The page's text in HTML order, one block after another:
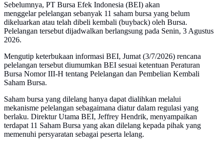
Sebelumnya, PT Bursa Efek Indonesia (BEI) akan
menggelar pelelangan sebanyak 11 saham bursa yang belum
dikeluarkan atau telah dibeli kembali (buyback) oleh Bursa.
Pelelangan tersebut dijadwalkan berlangsung pada Senin, 3 Agustus
2026.
Mengutip keterbukaan informasi BEI, Jumat (3/7/2026) rencana
pelelangan tersebut diumumkan BEI sesuai ketentuan Peraturan
Bursa Nomor III-H tentang Pelelangan dan Pembelian Kembali
Saham Bursa.
Saham bursa yang dilelang hanya dapat dialihkan melalui
mekanisme pelelangan sebagaimana diatur dalam regulasi yang
berlaku. Direktur Utama BEI, Jeffrey Hendrik, menyampaikan
terdapat 11 Saham Bursa yang akan dilelang kepada pihak yang
memenuhi persyaratan sebagai peserta lelang.